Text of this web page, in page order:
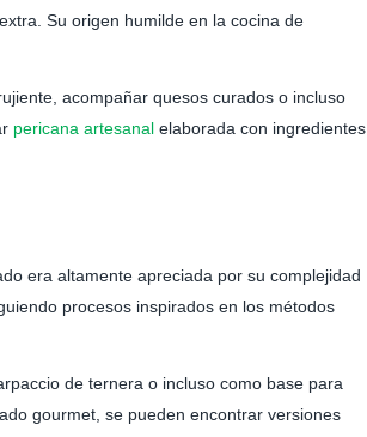
Su origen humilde en la cocina de
acompañar quesos curados o incluso
pericana artesanal elaborada con ingredientes
era altamente apreciada por su complejidad
procesos inspirados en los métodos
de ternera o incluso como base para
gourmet, se pueden encontrar versiones